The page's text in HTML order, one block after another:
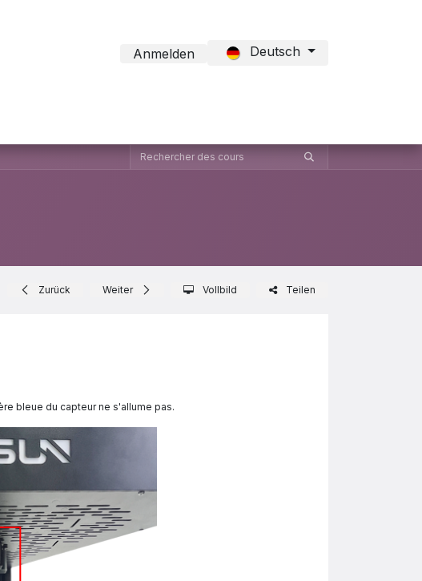
Anmelden Deutsch
Zurück Weiter Vollbild Teilen
bleue du capteur ne s'allume pas.